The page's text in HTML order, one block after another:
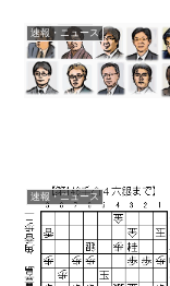
速報・ニュース
速報・ニュース